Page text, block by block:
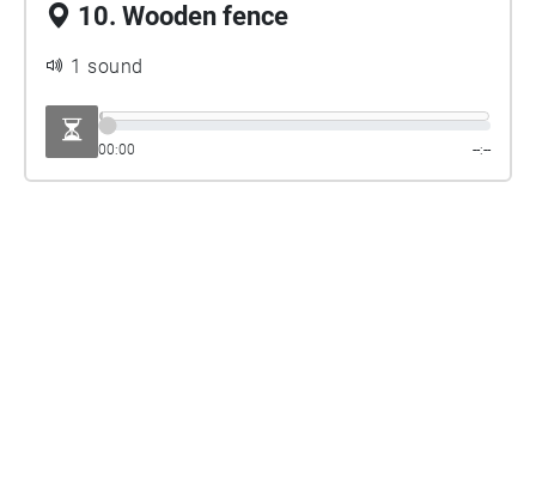
10. Wooden fence
1 sound
00:00 --:--